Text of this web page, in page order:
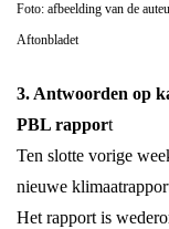
Foto: afbeelding van de
Aftonbladet
3. Antwoorden op
PBL rapport
Ten slotte vorige
nieuwe
Het rapport is